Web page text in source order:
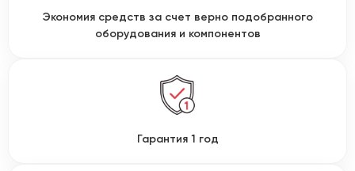
Экономия средств за счет верно подобранного
оборудования и компонентов
Гарантия 1 год